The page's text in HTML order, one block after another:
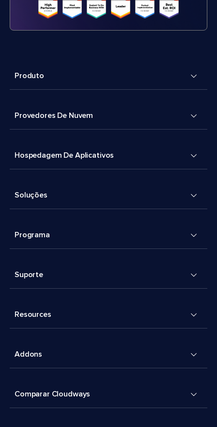
Produto
Provedores De Nuvem
Hospedagem De Aplicativos
Soluções
Programa
Suporte
Resources
Addons
Comparar Cloudways